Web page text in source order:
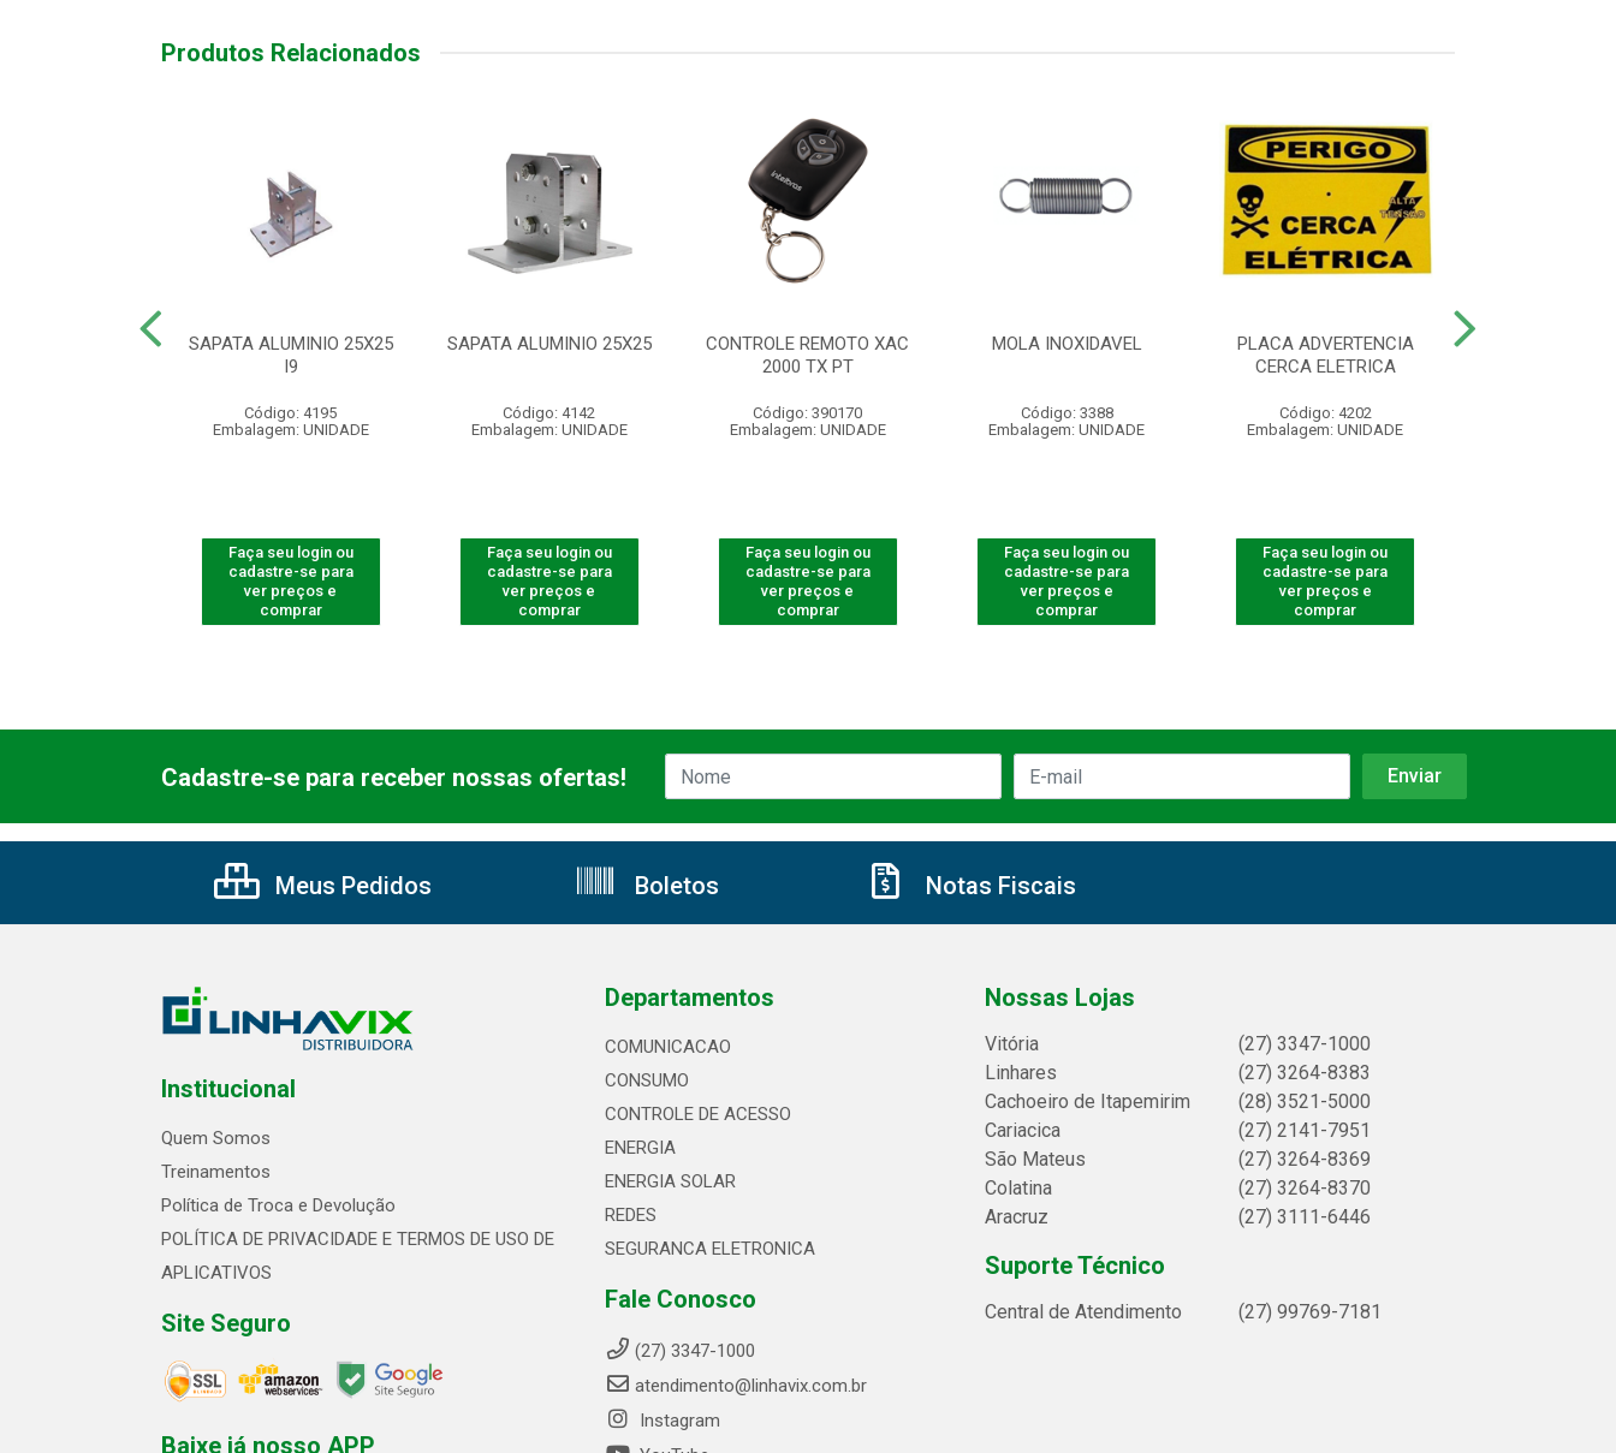
Produtos Relacionados
SAPATA ALUMINIO 25X25
I9
Código: 4195
Embalagem: UNIDADE
Faça seu login ou
cadastre-se para
ver preços e
comprar
SAPATA ALUMINIO 25X25
Código: 4142
Embalagem: UNIDADE
Faça seu login ou
cadastre-se para
ver preços e
comprar
CONTROLE REMOTO XAC
2000 TX PT
Código: 390170
Embalagem: UNIDADE
Faça seu login ou
cadastre-se para
ver preços e
comprar
MOLA INOXIDAVEL
Código: 3388
Embalagem: UNIDADE
Faça seu login ou
cadastre-se para
ver preços e
comprar
PLACA ADVERTENCIA
CERCA ELETRICA
Código: 4202
Embalagem: UNIDADE
Faça seu login ou
cadastre-se para
ver preços e
comprar
Cadastre-se para receber nossas ofertas!
Meus Pedidos Boletos Notas Fiscais
Institucional
Quem Somos
Treinamentos
Política de Troca e Devolução
POLÍTICA DE PRIVACIDADE E TERMOS DE USO DE
APLICATIVOS
Site Seguro
Baixe já nosso APP
Departamentos
COMUNICACAO
CONSUMO
CONTROLE DE ACESSO
ENERGIA
ENERGIA SOLAR
REDES
SEGURANCA ELETRONICA
Fale Conosco
(27) 3347-1000
atendimento@linhavix.com.br
Instagram
Nossas Lojas
Vitória
(27) 3347-1000
Linhares
(27) 3264-8383
Cachoeiro de Itapemirim
(28) 3521-5000
Cariacica
(27) 2141-7951
São Mateus
(27) 3264-8369
Colatina
(27) 3264-8370
Aracruz
(27) 3111-6446
Suporte Técnico
Central de Atendimento (27) 99769-7181